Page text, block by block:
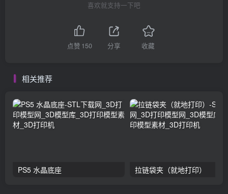
喜欢就支持一下吧
点赞 150 分享 收藏
相关推荐
PS5 水晶底座 拉链袋夹（就地打印）